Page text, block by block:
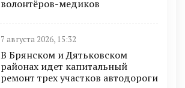
волонтёров-медиков
7 августа 2026, 15:32
В Брянском и Дятьковском
районах идет капитальный
ремонт трех участков автодороги